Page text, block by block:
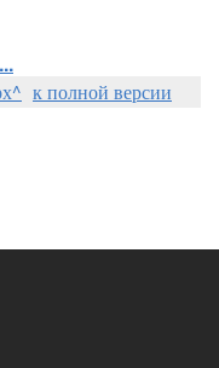
к полной версии